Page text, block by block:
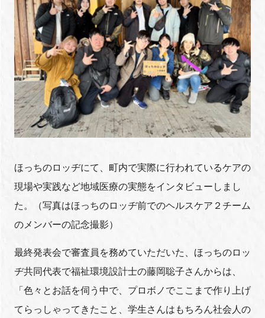
ほっちのロッヂにて、町内で実際に行われているケアの
現場や実践など地域医療の実態をインタビューしまし
た。（写真はほっちのロッヂ前でのヘルスケア２チーム
のメンバーの記念撮影）
最終発表会で審査員を務めていただいた、ほっちのロッ
ヂ共同代表で福祉環境設計士の藤岡聡子さんからは、
「色々とお話を伺う中で、プロボノでここまで作り上げ
てらっしゃってきたこと、学生さんはもちろん社会人の